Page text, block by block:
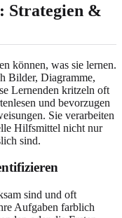
Strategien &
können, was sie lernen.
Bilder, Diagramme,
Lernenden kritzeln oft
und bevorzugen
Sie verarbeiten
Hilfsmittel nicht nur
sind.
sind und oft
Aufgaben farblich